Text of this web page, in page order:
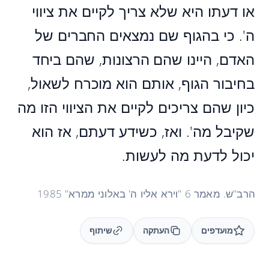
או דעתו היא שלא צריך לקיים את ציווי
ה'. כי בהגוף שם נמצאים החברים של
האדם, היינו שהם הרצונות, שהם ביחד
בחיבור הגוף, אותם הוא מוכרח לשאול,
כיון שהם צריכים לקיים את הציווי הזו מה
שקיבל מה'. ואז, כשידע דעתם, אז הוא
יכול לדעת מה לעשות.
הרב"ש. מאמר 6 "וירא אליו ה' באלוני ממרא" 1985
מועדפים העתקה שיתוף